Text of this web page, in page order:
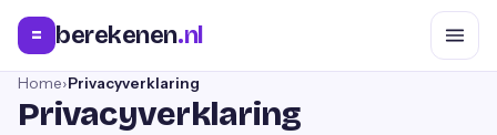
= berekenen.nl
Home›Privacyverklaring
Privacyverklaring